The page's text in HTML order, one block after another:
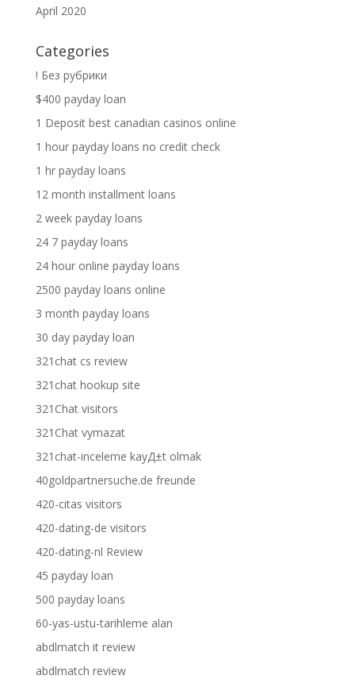
April 2020
Categories
! Без рубрики
$400 payday loan
1 Deposit best canadian casinos online
1 hour payday loans no credit check
1 hr payday loans
12 month installment loans
2 week payday loans
24 7 payday loans
24 hour online payday loans
2500 payday loans online
3 month payday loans
30 day payday loan
321chat cs review
321chat hookup site
321Chat visitors
321Chat vymazat
321chat-inceleme kayД±t olmak
40goldpartnersuche.de freunde
420-citas visitors
420-dating-de visitors
420-dating-nl Review
45 payday loan
500 payday loans
60-yas-ustu-tarihleme alan
abdlmatch it review
abdlmatch review